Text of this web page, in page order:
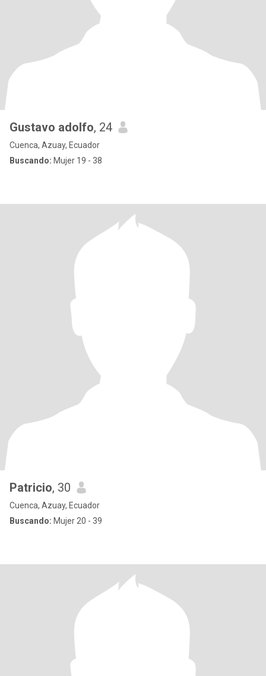
Gustavo adolfo, 24
Cuenca, Azuay, Ecuador
Buscando: Mujer 19 - 38
Patricio, 30
Cuenca, Azuay, Ecuador
Buscando: Mujer 20 - 39